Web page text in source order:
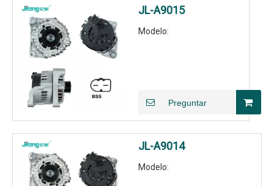
JL-A9015
Modelo:
Preguntar
JL-A9014
Modelo: